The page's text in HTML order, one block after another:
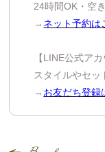
24時間OK・空
→ ネット予約は
【LINE公式アカ
スタイルやセッ
→ お友だち登録